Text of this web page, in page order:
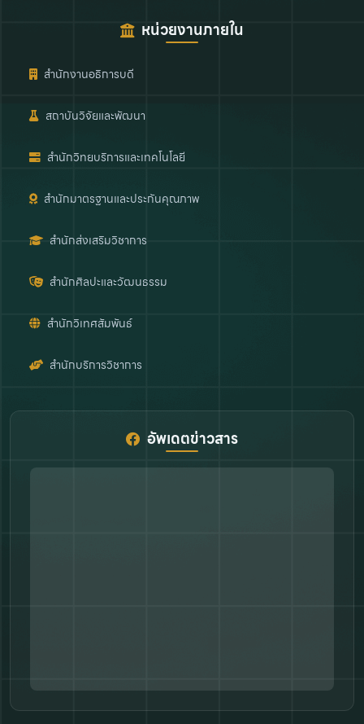
หน่วยงานภายใน
สำนักงานอธิการบดี
สถาบันวิจัยและพัฒนา
สำนักวิทยบริการและเทคโนโลยี
สำนักมาตรฐานและประกันคุณภาพ
สำนักส่งเสริมวิชาการ
สำนักศิลปะและวัฒนธรรม
สำนักวิเทศสัมพันธ์
สำนักบริการวิชาการ
อัพเดตข่าวสาร